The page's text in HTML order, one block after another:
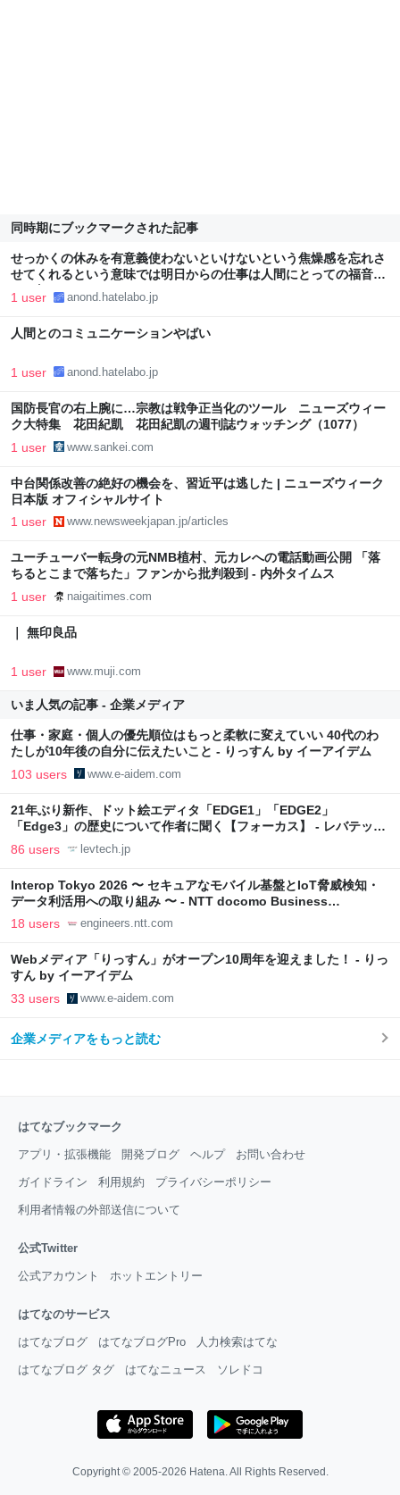
同時期にブックマークされた記事
せっかくの休みを有意義使わないといけないという焦燥感を忘れさ
せてくれるという意味では明日からの仕事は人間にとっての福音で
しか無い。
1 user anond.hatelabo.jp
人間とのコミュニケーションやばい
1 user anond.hatelabo.jp
国防長官の右上腕に…宗教は戦争正当化のツール ニューズウィー
ク大特集 花田紀凱 花田紀凱の週刊誌ウォッチング（1077）
1 user www.sankei.com
中台関係改善の絶好の機会を、習近平は逃した | ニューズウィーク
日本版 オフィシャルサイト
1 user www.newsweekjapan.jp/articles
ユーチューバー転身の元NMB植村、元カレへの電話動画公開 「落
ちるとこまで落ちた」ファンから批判殺到 - 内外タイムス
1 user naigaitimes.com
｜ 無印良品
1 user www.muji.com
いま人気の記事 - 企業メディア
仕事・家庭・個人の優先順位はもっと柔軟に変えていい 40代のわ
たしが10年後の自分に伝えたいこと - りっすん by イーアイデム
103 users www.e-aidem.com
21年ぶり新作、ドット絵エディタ「EDGE1」「EDGE2」
「Edge3」の歴史について作者に聞く【フォーカス】 - レバテック
LAB
86 users levtech.jp
Interop Tokyo 2026 〜 セキュアなモバイル基盤とIoT脅威検知・
データ利活用への取り組み 〜 - NTT docomo Business
Engineers' Blog
18 users engineers.ntt.com
Webメディア「りっすん」がオープン10周年を迎えました！ - りっ
すん by イーアイデム
33 users www.e-aidem.com
企業メディアをもっと読む
はてなブックマーク
アプリ・拡張機能 開発ブログ ヘルプ お問い合わせ
ガイドライン 利用規約 プライバシーポリシー
利用者情報の外部送信について
公式Twitter
公式アカウント ホットエントリー
はてなのサービス
はてなブログ はてなブログPro 人力検索はてな
はてなブログ タグ はてなニュース ソレドコ
Copyright © 2005-2026 Hatena. All Rights Reserved.